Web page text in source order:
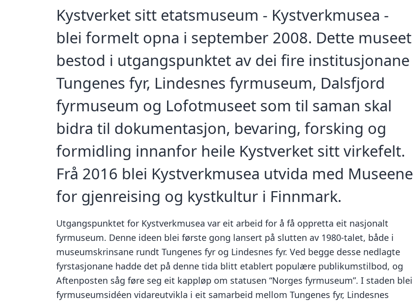
Kystverket sitt etatsmuseum - Kystverkmusea -
blei formelt opna i september 2008. Dette museet
bestod i utgangspunktet av dei fire institusjonane
Tungenes fyr, Lindesnes fyrmuseum, Dalsfjord
fyrmuseum og Lofotmuseet som til saman skal
bidra til dokumentasjon, bevaring, forsking og
formidling innanfor heile Kystverket sitt virkefelt.
Frå 2016 blei Kystverkmusea utvida med Museene
for gjenreising og kystkultur i Finnmark.
Utgangspunktet for Kystverkmusea var eit arbeid for å få oppretta eit nasjonalt
fyrmuseum. Denne ideen blei første gong lansert på slutten av 1980-talet, både i
museumskrinsane rundt Tungenes fyr og Lindesnes fyr. Ved begge desse nedlagte
fyrstasjonane hadde det på denne tida blitt etablert populære publikumstilbod, og
Aftenposten såg føre seg eit kappløp om statusen “Norges fyrmuseum”. I staden blei
fyrmuseumsidéen vidareutvikla i eit samarbeid mellom Tungenes fyr, Lindesnes